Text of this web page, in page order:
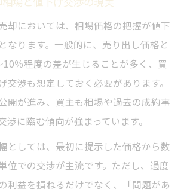
却においては、相場価格の把握が値下
なります。一般的に、売り出し価格と
％程度の差が生じることが多く、買
交渉も想定しておく必要があります。
開が進み、買主も相場や過去の成約事
渉に臨む傾向が強まっています。
としては、最初に提示した価格から数
位での交渉が主流です。ただし、過度
利益を損ねるだけでなく、「問題があ